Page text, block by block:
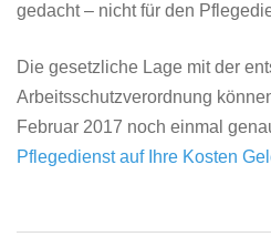
gedacht – nicht für den
Die gesetzliche Lage mit der
Arbeitsschutzverordnung
Februar 2017 noch einmal
Pflegedienst auf Ihre Kosten